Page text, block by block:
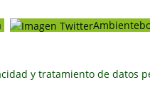
y tratamiento de datos